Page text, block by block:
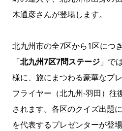
木通彦さんが登場します。
北九州市の全7区から1区につ
「北九州7区7問ステージ」で
様に、旅にまつわる豪華なプ
フライヤー（北九州-羽田）往
されます。各区のクイズ出題
を代表するプレゼンターが登